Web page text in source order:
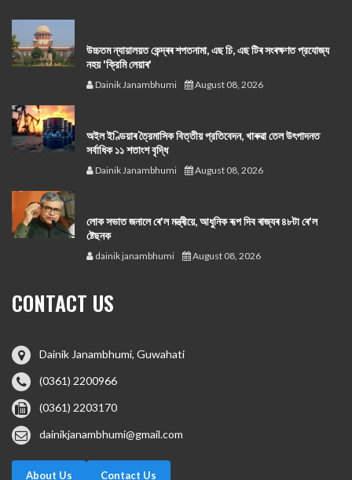
উচ্চতম ন্যায়ালয়ত কেন্দ্ৰৰ শপতনামা, এছ চি, এছ টিৰ সংৰক্ষণত প্রযোজ্য
নহয় 'ক্রিমি লেয়াৰ'
Dainik Janambhumi August 08, 2026
অইল ইণ্ডিয়াৰ ত্রৈমাসিক বিত্তীয় প্রতিবেদন, খাৰুৱা তেল উৎপাদনত
সর্বাধিক ১১ শতাংশ বৃদ্ধি
Dainik Janambhumi August 08, 2026
লোক সভাত জনালে ৰে'ল মন্ত্ৰীয়ে, আধুনিক ৰূপ দিব ৰাজ্যৰ ৪৮টা ৰে'ল
ষ্টেছনক
dainik janambhumi August 08, 2026
CONTACT US
Dainik Janambhumi, Guwahati
(0361) 2200966
(0361) 2203170
dainikjanambhumi@gmail.com
About Us Contact Us